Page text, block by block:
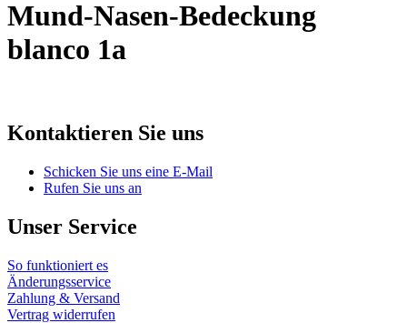
Mund-Nasen-Bedeckung
blanco 1a
Kontaktieren Sie uns
Schicken Sie uns eine E-Mail
Rufen Sie uns an
Unser Service
So funktioniert es
Änderungsservice
Zahlung & Versand
Vertrag widerrufen